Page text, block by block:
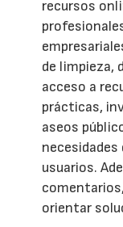
recursos
de limpieza,
acceso a
prácticas,
aseos
necesidades
usuarios.
orientar